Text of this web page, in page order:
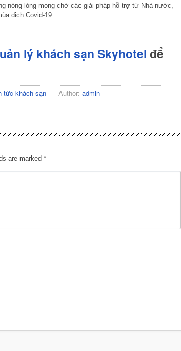
nóng lòng mong chờ các giải pháp hỗ trợ từ Nhà nước,
dịch Covid-19.
lý khách sạn Skyhotel để
tức khách sạn - Author: admin
are marked *